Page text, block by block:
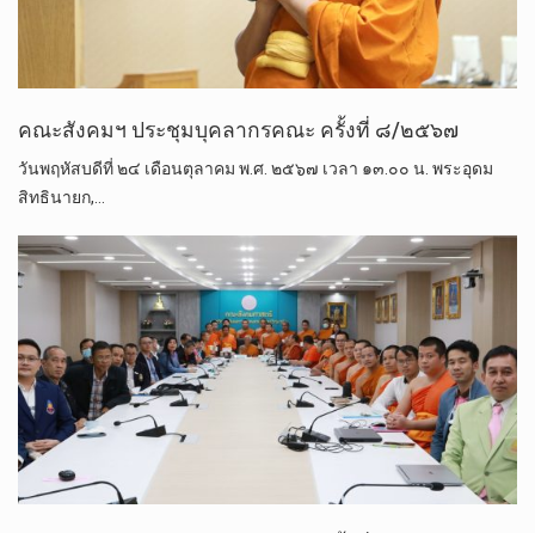
คณะสังคมฯ ประชุมบุคลากรคณะ ครั้งที่ ๘/๒๕๖๗
วันพฤหัสบดีที่ ๒๔ เดือนตุลาคม พ.ศ. ๒๕๖๗ เวลา ๑๓.๐๐ น. พระอุดม
สิทธินายก,…